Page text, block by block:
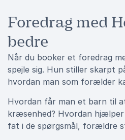
Foredrag med
bedre
Når du booker et foredrag
spejle sig. Hun stiller skarpt
hvordan man som forælder
Hvordan får man et barn til
kræsenhed? Hvordan
fat i de spørgsmål, forældre